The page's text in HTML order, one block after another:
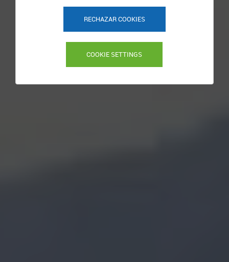
RECHAZAR COOKIES
COOKIE SETTINGS